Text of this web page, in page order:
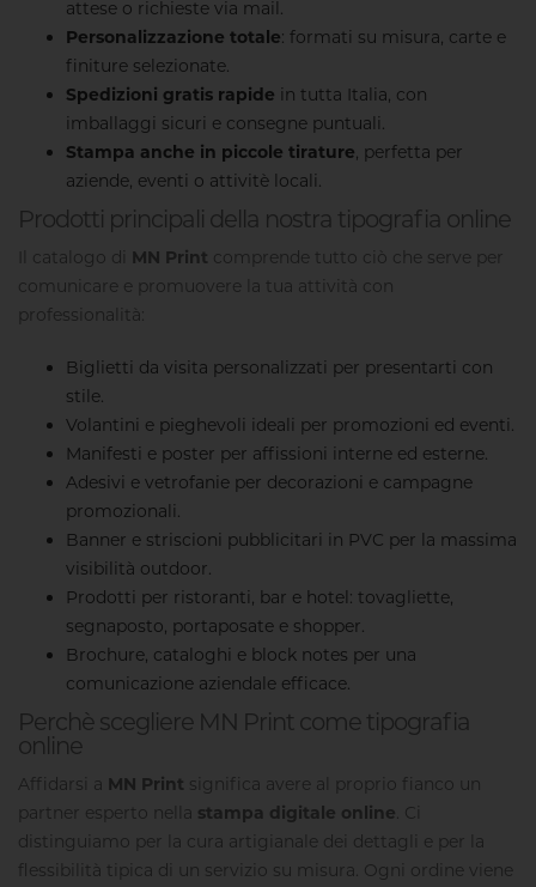
attese o richieste via mail.
Personalizzazione totale: formati su misura, carte e
finiture selezionate.
Spedizioni gratis rapide in tutta Italia, con
imballaggi sicuri e consegne puntuali.
Stampa anche in piccole tirature, perfetta per
aziende, eventi o attivitè locali.
Prodotti principali della nostra tipografia online
Il catalogo di MN Print comprende tutto ciò che serve per
comunicare e promuovere la tua attività con
professionalità:
Biglietti da visita personalizzati per presentarti con
stile.
Volantini e pieghevoli ideali per promozioni ed eventi.
Manifesti e poster per affissioni interne ed esterne.
Adesivi e vetrofanie per decorazioni e campagne
promozionali.
Banner e striscioni pubblicitari in PVC per la massima
visibilità outdoor.
Prodotti per ristoranti, bar e hotel: tovagliette,
segnaposto, portaposate e shopper.
Brochure, cataloghi e block notes per una
comunicazione aziendale efficace.
Perchè scegliere MN Print come tipografia
online
Affidarsi a MN Print significa avere al proprio fianco un
partner esperto nella stampa digitale online. Ci
distinguiamo per la cura artigianale dei dettagli e per la
flessibilità tipica di un servizio su misura. Ogni ordine viene